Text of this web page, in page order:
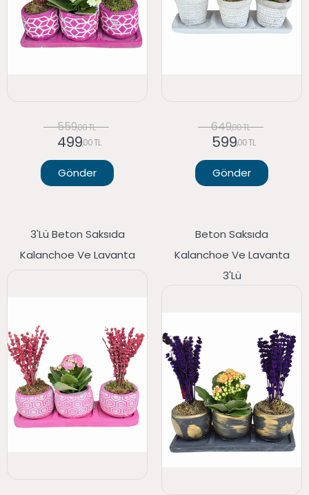
559,00 TL
499,00 TL
Gönder
649,00 TL
599,00 TL
Gönder
3'lü Beton Saksıda
Kalanchoe Ve Lavanta
Beton Saksıda
Kalanchoe Ve Lavanta
3'lü